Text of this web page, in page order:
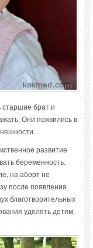
брат и
Они появились в
развитие
беременность.
на аборт не
после появления
благотворительных
уделять детям.